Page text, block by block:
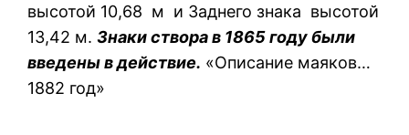
высотой 10,68 м и Заднего знака высотой
13,42 м.Знаки створа в 1865 году были
введены в действие. «Описание маяков…
1882 год»